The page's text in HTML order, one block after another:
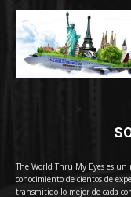
The World Thru My Eyes es un
conocimiento de cientos de
transmitido lo mejor de cada